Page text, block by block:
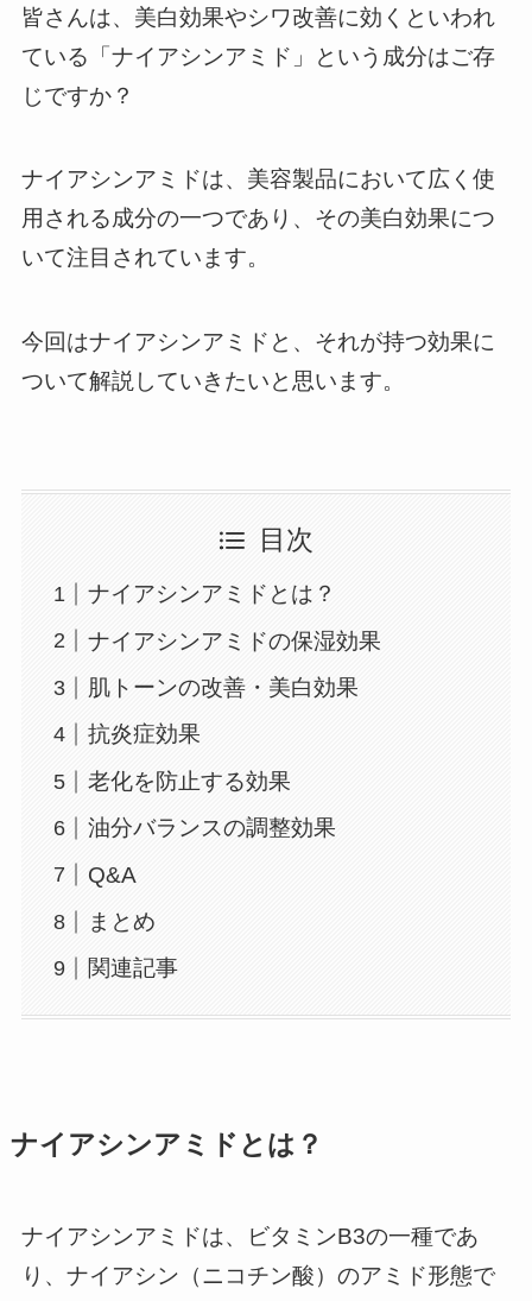
皆さんは、美白効果やシワ改善に効くといわれ
ている「ナイアシンアミド」という成分はご存
じですか？
ナイアシンアミドは、美容製品において広く使
用される成分の一つであり、その美白効果につ
いて注目されています。
今回はナイアシンアミドと、それが持つ効果に
ついて解説していきたいと思います。
目次
ナイアシンアミドとは？
ナイアシンアミドの保湿効果
肌トーンの改善・美白効果
抗炎症効果
老化を防止する効果
油分バランスの調整効果
Q&A
まとめ
関連記事
ナイアシンアミドとは？
ナイアシンアミドは、ビタミンB3の一種であ
り、ナイアシン（ニコチン酸）のアミド形態で